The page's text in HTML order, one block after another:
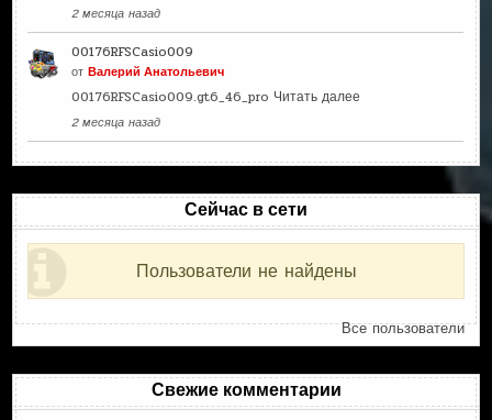
2 месяца назад
00176RFSCasio009
отВалерий Анатольевич
00176RFSCasio009.gt6_46_pro Читать далее
2 месяца назад
Сейчас в сети
Пользователи не найдены
Все пользователи
Свежие комментарии